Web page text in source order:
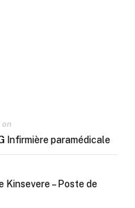
on
Infirmière paramédicale
Kinsevere – Poste de